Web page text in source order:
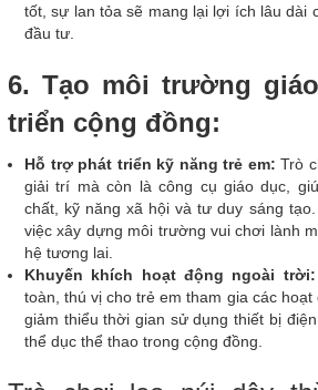
tốt, sự lan tỏa sẽ mang lại lợi ích lâu dài
đầu tư.
6. Tạo môi trường
triển cộng đồng:
Hỗ trợ phát triển kỹ năng trẻ em: Trò
giải trí mà còn là công cụ giáo dục,
chất, kỹ năng xã hội và tư duy sáng
việc xây dựng môi trường vui chơi lành
hệ tương lai.
Khuyến khích hoạt động ngoài trời:
toàn, thú vị cho trẻ em tham gia các hoạt
giảm thiểu thời gian sử dụng thiết bị
thể dục thể thao trong cộng đồng.